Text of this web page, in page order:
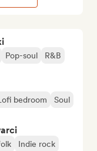
Pop-soul
R&B
bedroom
Soul
Indie rock